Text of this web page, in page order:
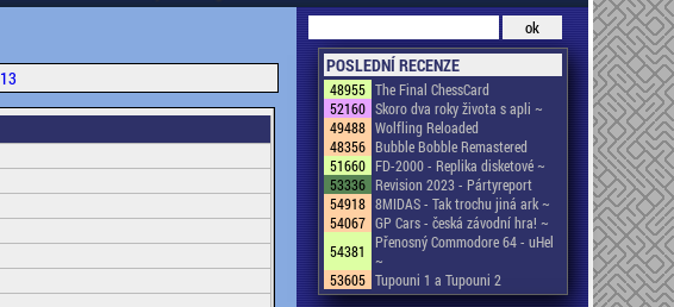
13
POSLEDNÍ RECENZE
48955 The Final ChessCard
52160 Skoro dva roky života s apli ~
49488 Wolfling Reloaded
48356 Bubble Bobble Remastered
51660 FD-2000 - Replika disketové ~
53336 Revision 2023 - Pártyreport
54918 8MIDAS - Tak trochu jiná ark ~
54067 GP Cars - česká závodní hra! ~
54381
Přenosný Commodore 64 - uHel
~
53605 Tupouni 1 a Tupouni 2